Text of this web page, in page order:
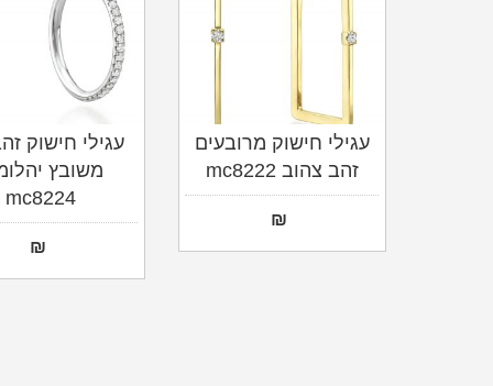
עגילי חישוק מרובעים
זהב צהוב mc8222
₪
עגילי חישוק
משובץ
mc8224
₪